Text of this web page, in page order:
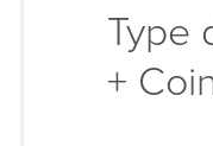
Type
+